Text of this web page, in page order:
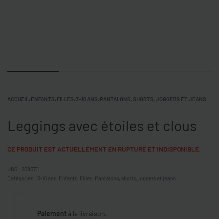
ACCUEIL ›ENFANTS›FILLES›3-10 ANS›PANTALONS, SHORTS, JOGGERS ET JEANS
Leggings avec étoiles et clous
CE PRODUIT EST ACTUELLEMENT EN RUPTURE ET INDISPONIBLE.
2080711
Catégories : 3-10 ans Enfants Filles Pantalons, shorts, joggers et jeans
Paiement à la livraison.